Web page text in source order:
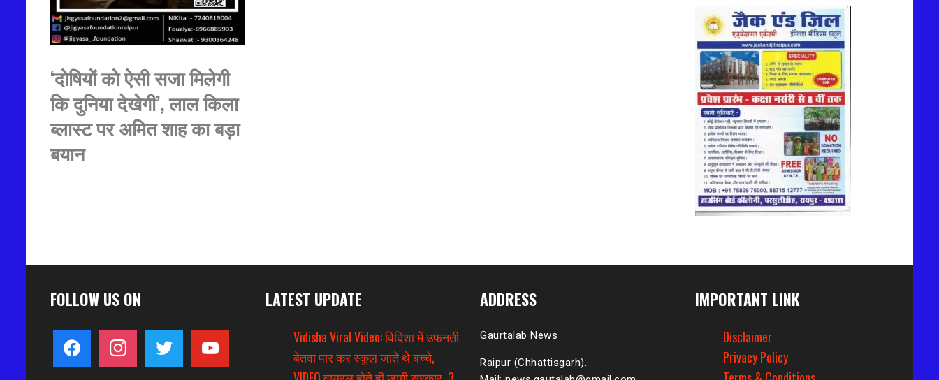
‘दोषियों को ऐसी सजा मिलेगी
कि दुनिया देखेगी’, लाल किला
ब्लास्ट पर अमित शाह का बड़ा
बयान
FOLLOW US ON
facebook instagram twitter youtube
LATEST UPDATE
Vidisha Viral Video: विदिशा में उफनती
बेतवा पार कर स्कूल जाते थे बच्चे,
ADDRESS
Gaurtalab News
Raipur (Chhattisgarh).
IMPORTANT LINK
Disclaimer
Privacy Policy